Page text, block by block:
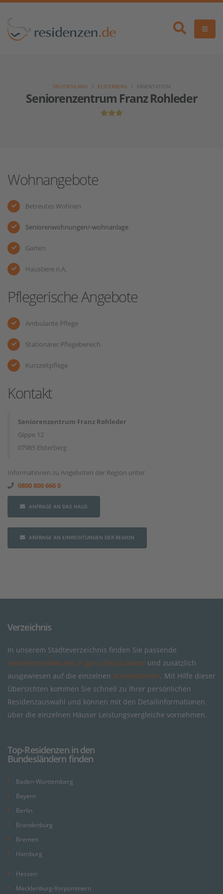
Seniorenzentrum Franz Rohleder
DEUTSCHLAND ELSTERBERG PÄSENTATION
Wohnangebote
Betreutes Wohnen
Seniorenwohnungen/-wohnanlage
Garten
Haustiere n.A.
Pflegerische Angebote
Ambulante Pflege
Stationärer Pflegebereich
Kurzzeitpflege
Kontakt
Seniorenzentrum Franz Rohleder
Gippe 12
07985 Elsterberg
Informationen zu Angeboten der Region unter
0800 800 666 0
ANFRAGE AN DAS HAUS
ANFRAGE AN EINRICHTUNGEN DER REGION
Verzeichnis
In unserem Städteverzeichnis finden Sie passende
Seniorenresidenzen in ganz Deutschland und zusätzlich
ausgewiesen auf die einzelnen Bundesländer. Mit Hilfe dieser
Übersichten kommen Sie schnell zu Ihrer persönlichen
Residenzauswahl und können mit den Detailinformationen
über die einzelnen Häuser Leistungsvergleiche vornehmen.
Top-Residenzen in den
Bundesländern finden
Baden-Württemberg
Bayern
Berlin
Brandenburg
Bremen
Hamburg
Hessen
Mecklenburg-Vorpommern